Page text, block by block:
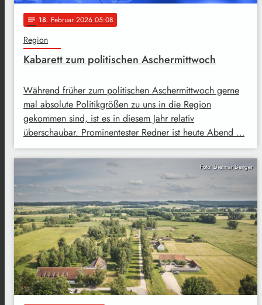
notes 18. Februar 2026 05:08
Region
Kabarett zum politischen Aschermittwoch
Während früher zum politischen Aschermittwoch gerne
mal absolute Politikgrößen zu uns in die Region
gekommen sind, ist es in diesem Jahr relativ
überschaubar. Prominentester Redner ist heute Abend …
Foto: Dietmar Denger